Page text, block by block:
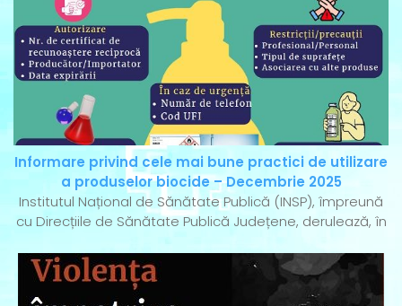
Informare privind cele mai bune practici de utilizare
a produselor biocide – Decembrie 2025
Institutul Național de Sănătate Publică (INSP), împreună
cu Direcțiile de Sănătate Publică Județene, derulează, în